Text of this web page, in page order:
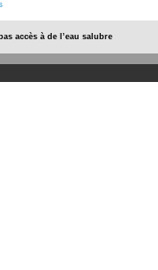
accès à de l’eau salubre